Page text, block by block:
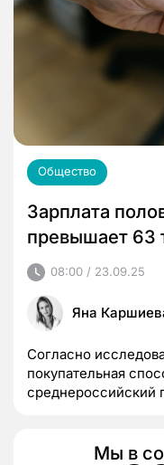
Общество
Зарплата
превышает 63
08:00 / 23.09.25
Яна
Согласно
покупательная
среднероссийский
Мы в